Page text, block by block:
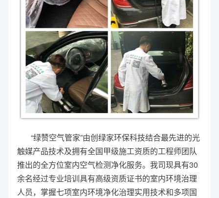
“绿赞空气管家”由创绿家环保科技结合最先进的光
触媒产品技术及拥有全国甲级施工资质的工程师团队
推出的全方位室内空气检测净化服务。我司现具有30
余名经过专业培训具有高级资质证书的室内环境治理
人员，掌握七项室内环境净化治理实用技术和多项国